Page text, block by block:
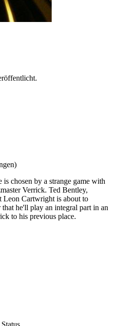
chosen by a strange game with
Verrick. Ted Bentley,
Leon Cartwright is about to
he'll play an integral part in an
to his previous place.